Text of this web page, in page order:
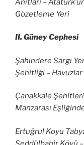
Anıtları –
Gözetleme Yeri
II. Güney Cephesi
Şahindere Sargı
Şehitliği –
Çanakkale
Manzarası
Ertuğrul Koyu